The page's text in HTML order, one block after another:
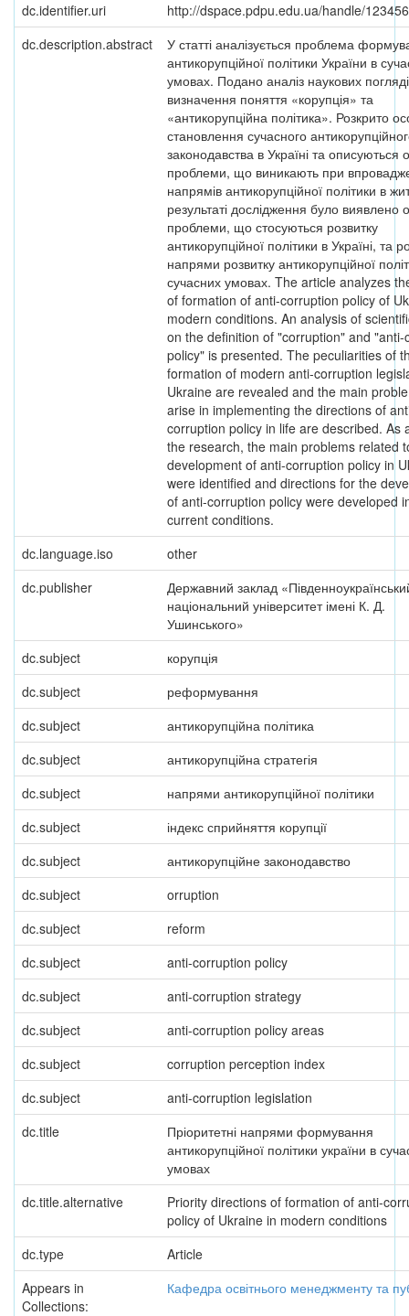
dc.identifier.uri
http://dspace.pdpu.edu.ua/handle/
dc.description.abstract
У статті аналізується проблема
антикорупційної політики України в
умовах. Подано аналіз наукових
визначення поняття «корупція» та
«антикорупційна політика». Розкрито
становлення сучасного
законодавства в Україні та описуються
проблеми, що виникають при
напрямів антикорупційної політики в
результаті дослідження було виявлено
проблеми, що стосуються розвитку
антикорупційної політики в Україні, та
напрями розвитку антикорупційної
сучасних умовах. The article analyzes
of formation of anti-corruption policy of
modern conditions. An analysis of
on the definition of "corruption" and "anti-
policy" is presented. The peculiarities of
formation of modern anti-corruption
Ukraine are revealed and the main
arise in implementing the directions of
corruption policy in life are described. As
the research, the main problems related
development of anti-corruption policy in
were identified and directions for the
of anti-corruption policy were developed
current conditions.
dc.language.iso
other
dc.publisher
Державний заклад
національний університет імені К. Д.
Ушинського»
dc.subject
корупція
dc.subject
реформування
dc.subject
антикорупційна політика
dc.subject
антикорупційна стратегія
dc.subject
напрями антикорупційної політики
dc.subject
індекс сприйняття корупції
dc.subject
антикорупційне законодавство
dc.subject
orruption
dc.subject
reform
dc.subject
anti-corruption policy
dc.subject
anti-corruption strategy
dc.subject
anti-corruption policy areas
dc.subject
corruption perception index
dc.subject
anti-corruption legislation
dc.title
Пріоритетні напрями формування
антикорупційної політики україни в
умовах
dc.title.alternative
Priority directions of formation of anti-
policy of Ukraine in modern conditions
dc.type
Article
Appears in
Collections:
Кафедра освітнього менеджменту та